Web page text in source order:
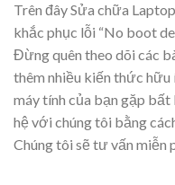
Trên đâySửa chữa
khắc phục lỗi “No boot
Đừng quên theo dõi các
thêm nhiều kiến thức
máy tính của bạn gặp bất
hệ với chúng tôi bằng
Chúng tôi sẽ tư vấn miễn